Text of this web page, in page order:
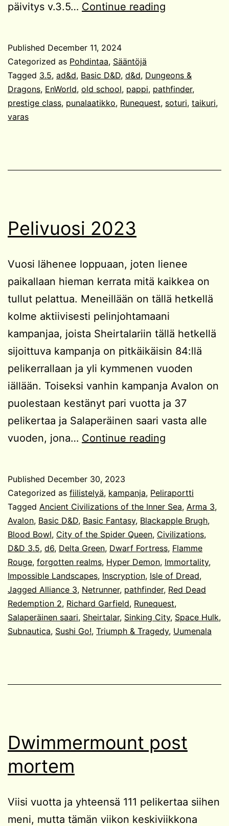
päivitys v.3.5… Continue reading
pelinä
Published December 11, 2024
Categorized as Pohdintaa, Sääntöjä
Tagged 3.5, ad&d, Basic D&D, d&d, Dungeons &
Dragons, EnWorld, old school, pappi, pathfinder,
prestige class, punalaatikko, Runequest, soturi, taikuri,
varas
Pelivuosi 2023
Vuosi lähenee loppuaan, joten lienee
paikallaan hieman kerrata mitä kaikkea on
tullut pelattua. Meneillään on tällä hetkellä
kolme aktiivisesti pelinjohtamaani
kampanjaa, joista Sheirtalariin tällä hetkellä
sijoittuva kampanja on pitkäikäisin 84:llä
pelikerrallaan ja yli kymmenen vuoden
iällään. Toiseksi vanhin kampanja Avalon on
puolestaan kestänyt pari vuotta ja 37
pelikertaa ja Salaperäinen saari vasta alle
vuoden, jona… Continue reading
Published December 30, 2023
Categorized as fiilistelyä, kampanja, Peliraportti
Tagged Ancient Civilizations of the Inner Sea, Arma 3,
Avalon, Basic D&D, Basic Fantasy, Blackapple Brugh,
Blood Bowl, City of the Spider Queen, Civilizations,
D&D 3.5, d6, Delta Green, Dwarf Fortress, Flamme
Rouge, forgotten realms, Hyper Demon, Immortality,
Impossible Landscapes, Inscryption, Isle of Dread,
Jagged Alliance 3, Netrunner, pathfinder, Red Dead
Redemption 2, Richard Garfield, Runequest,
Salaperäinen saari, Sheirtalar, Sinking City, Space Hulk,
Subnautica, Sushi Go!, Triumph & Tragedy, Uumenala
Dwimmermount post
mortem
Viisi vuotta ja yhteensä 111 pelikertaa siihen
meni, mutta tämän viikon keskiviikkona